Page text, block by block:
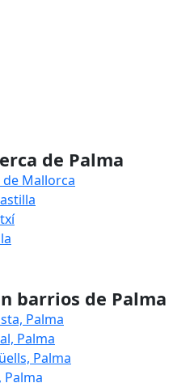
de Palma
Mallorca
barrios de Palma
Palma
Palma
Palma
Palma